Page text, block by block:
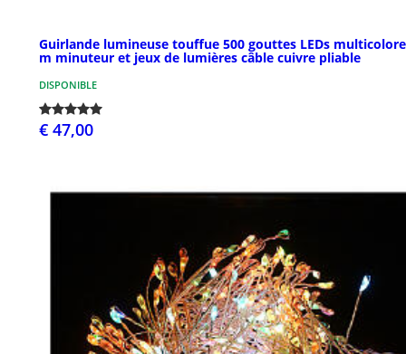
Guirlande lumineuse touffue 500 gouttes LEDs
m minuteur et jeux de lumières câble cuivre pliable
DISPONIBLE
€ 47,00